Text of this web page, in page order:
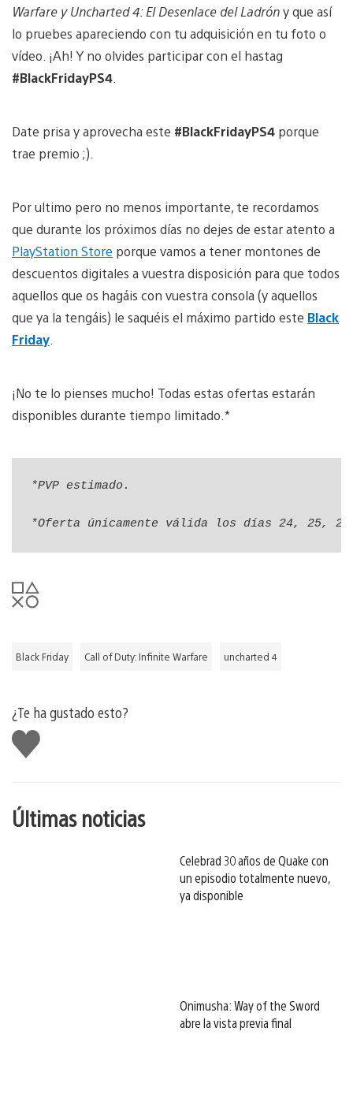
Warfare y Uncharted 4: El Desenlace del Ladróny que así
lo pruebes apareciendo con tu adquisición en tu foto o
vídeo. ¡Ah! Y no olvides participar con el hastag
#BlackFridayPS4.
Date prisa y aprovecha este #BlackFridayPS4 porque
trae premio ;).
Por ultimo pero no menos importante, te recordamos
que durante los próximos días no dejes de estar atento a
PlayStation Store porque vamos a tener montones de
descuentos digitales a vuestra disposición para que todos
aquellos que os hagáis con vuestra consola (y aquellos
que ya la tengáis) le saquéis el máximo partido este Black
Friday.
¡No te lo pienses mucho! Todas estas ofertas estarán
disponibles durante tiempo limitado.*
*PVP estimado.
*Oferta únicamente válida los días 24, 25, 26
Black Friday Call of Duty: Infinite Warfare uncharted 4
¿Te ha gustado esto?
Me
gusta
Últimas noticias
Celebrad 30 años de Quake con
un episodio totalmente nuevo,
ya disponible
Onimusha: Way of the Sword
abre la vista previa final